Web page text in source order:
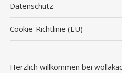
Datenschutz
Cookie-Richtlinie (EU)
Herzlich willkommen bei